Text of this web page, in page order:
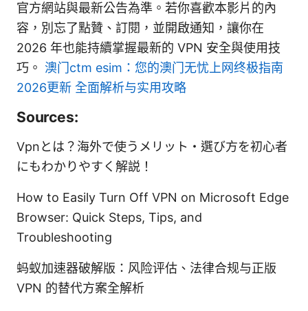
官方網站與最新公告為準。若你喜歡本影片的內
容，別忘了點贊、訂閱，並開啟通知，讓你在
2026 年也能持續掌握最新的 VPN 安全與使用技
巧。 澳门ctm esim：您的澳门无忧上网终极指南
2026更新 全面解析与实用攻略
Sources:
Vpnとは？海外で使うメリット・選び方を初心者
にもわかりやすく解説！
How to Easily Turn Off VPN on Microsoft Edge
Browser: Quick Steps, Tips, and
Troubleshooting
蚂蚁加速器破解版：风险评估、法律合规与正版
VPN 的替代方案全解析